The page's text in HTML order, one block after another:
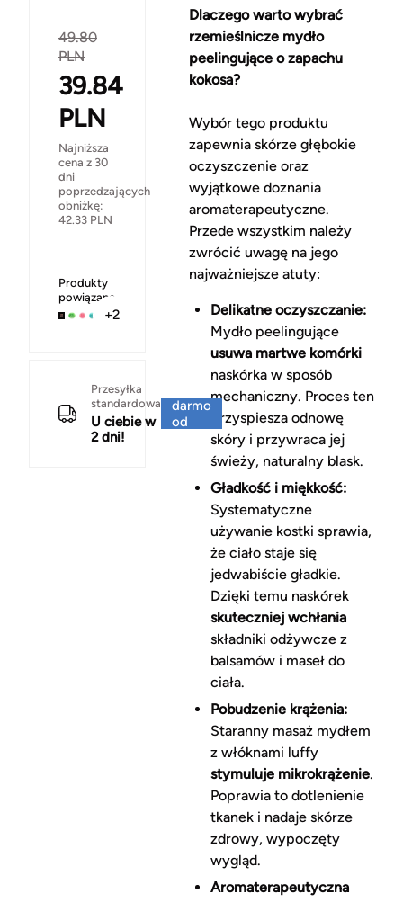
49.80
PLN
39.84
PLN
Najniższa
cena z 30
dni
poprzedzających
obniżkę:
42.33 PLN
Produkty
powiązane
+2
Przesyłka
standardowa
U ciebie w
2 dni!
darmo
od
Dlaczego warto wybrać
rzemieślnicze mydło
peelingujące o zapachu
kokosa?
Wybór tego produktu
zapewnia skórze głębokie
oczyszczenie oraz
wyjątkowe doznania
aromaterapeutyczne.
Przede wszystkim należy
zwrócić uwagę na jego
najważniejsze atuty:
Delikatne oczyszczanie:
Mydło peelingujące
usuwa martwe komórki
naskórka w sposób
mechaniczny. Proces ten
przyspiesza odnowę
skóry i przywraca jej
świeży, naturalny blask.
Gładkość i miękkość:
Systematyczne
używanie kostki sprawia,
że ciało staje się
jedwabiście gładkie.
Dzięki temu naskórek
skuteczniej wchłania
składniki odżywcze z
balsamów i maseł do
ciała.
Pobudzenie krążenia:
Staranny masaż mydłem
z włóknami luffy
stymuluje mikrokrążenie.
Poprawia to dotlenienie
tkanek i nadaje skórze
zdrowy, wypoczęty
wygląd.
Aromaterapeutyczna